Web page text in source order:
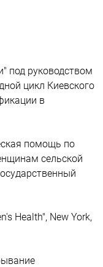
под руководством
цикл Киевского
в
помощь по
сельской
Health", New York,